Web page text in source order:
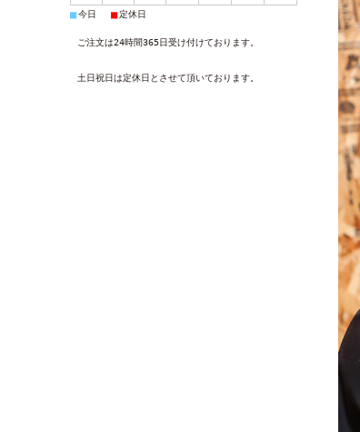
■今日 ■定休日
ご注文は24時間365日受け付けております。
土日祝日は定休日とさせて頂いております。